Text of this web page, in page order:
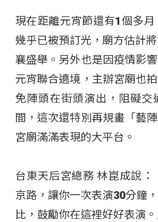
現在距離元宵節還有1個多
幾乎已被預訂光，廟方估計
襄盛舉。另外也是因疫情影
元宵聯合遶境，主辦宮廟也
免陣頭在街頭演出，阻礙交
間，這次還特別再規畫「藝
宮廟滿滿表現的大平台。
台東天后宮總務 林崑成說
京路，讓你一次表演30分鐘
比，鼓勵你在這裡好好表演。